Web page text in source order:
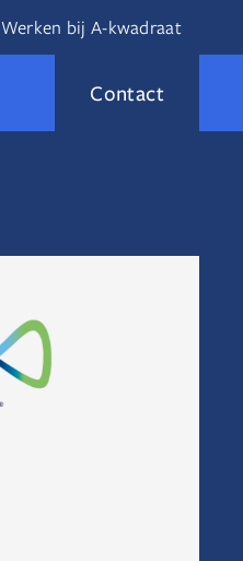
Werken bij A-kwadraat
Contact